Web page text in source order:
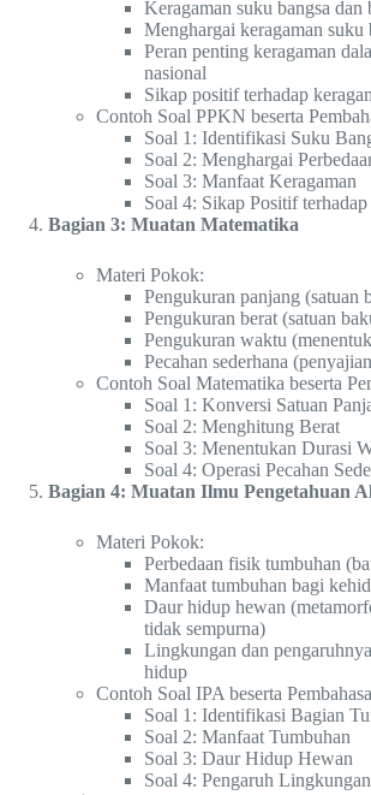
Keragaman suku bangsa dan
Menghargai keragaman suku
Peran penting keragaman
nasional
Sikap positif terhadap
Contoh Soal PPKN beserta
Soal 1: Identifikasi Suku
Soal 2: Menghargai
Soal 3: Manfaat Keragaman
Soal 4: Sikap Positif
Bagian 3: Muatan Matematika
Materi Pokok:
Pengukuran panjang (satuan
Pengukuran berat (satuan
Pengukuran waktu
Pecahan sederhana
Contoh Soal Matematika beserta
Soal 1: Konversi Satuan
Soal 2: Menghitung Berat
Soal 3: Menentukan Durasi
Soal 4: Operasi Pecahan
Bagian 4: Muatan Ilmu Pengetahuan
Materi Pokok:
Perbedaan fisik tumbuhan
Manfaat tumbuhan bagi
Daur hidup hewan
tidak sempurna)
Lingkungan dan
hidup
Contoh Soal IPA beserta
Soal 1: Identifikasi Bagian
Soal 2: Manfaat Tumbuhan
Soal 3: Daur Hidup Hewan
Soal 4: Pengaruh Lingkungan